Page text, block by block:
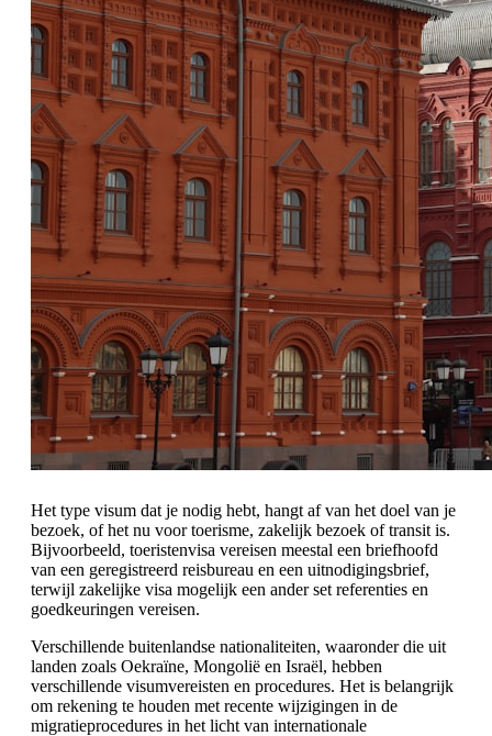
Het type visum dat je nodig hebt, hangt af van het doel van je
bezoek, of het nu voor toerisme, zakelijk bezoek of transit is.
Bijvoorbeeld, toeristenvisa vereisen meestal een briefhoofd
van een geregistreerd reisbureau en een uitnodigingsbrief,
terwijl zakelijke visa mogelijk een ander set referenties en
goedkeuringen vereisen.
Verschillende buitenlandse nationaliteiten, waaronder die uit
landen zoals Oekraïne, Mongolië en Israël, hebben
verschillende visumvereisten en procedures. Het is belangrijk
om rekening te houden met recente wijzigingen in de
migratieprocedures in het licht van internationale